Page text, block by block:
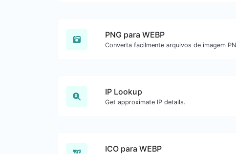
PNG para WEBP
IP Lookup
Get approximate IP details.
ICO para WEBP